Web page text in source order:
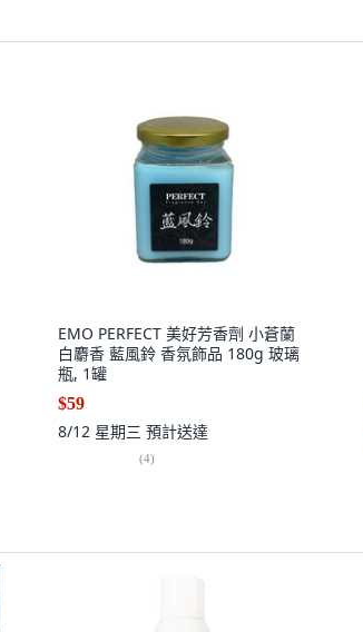
EMO PERFECT 美好芳香劑 小蒼蘭
白麝香 藍風鈴 香氛飾品 180g 玻璃
瓶, 1罐
$59
8/12 星期三 預計送達
(4)